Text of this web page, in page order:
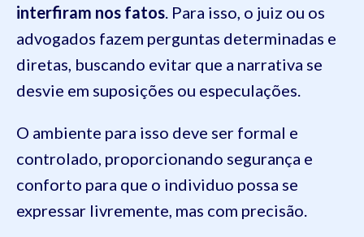
interfiram nos fatos . Para isso, o juiz ou os
advogados fazem perguntas determinadas e
diretas, buscando evitar que a narrativa se
desvie em suposições ou especulações.
O ambiente para isso deve ser formal e
controlado, proporcionando segurança e
conforto para que o individuo possa se
expressar livremente, mas com precisão.